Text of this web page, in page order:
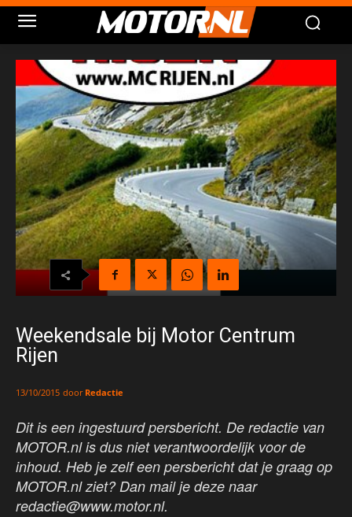
Weekendsale bij Motor Centrum
Rijen
13/10/2015 door Redactie
Dit is een ingestuurd persbericht. De redactie van
MOTOR.nl is dus niet verantwoordelijk voor de
inhoud. Heb je zelf een persbericht dat je graag op
MOTOR.nl ziet? Dan mail je deze naar
redactie@www.motor.nl.